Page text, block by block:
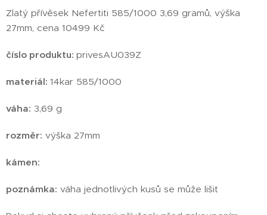
Zlatý přívěsek Nefertiti 585/1000 3,69 gramů, výška
27mm, cena 10499 Kč
číslo produktu: privesAU039Z
materiál: 14kar 585/1000
váha: 3,69 g
rozměr: výška 27mm
kámen:
poznámka: váha jednotlivých kusů se může lišit